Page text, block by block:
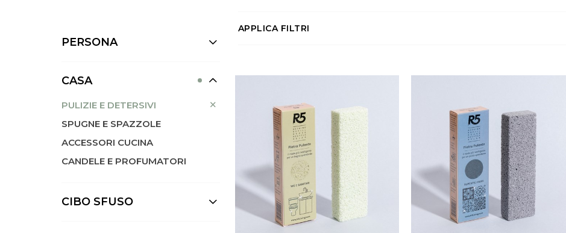
PERSONA
CASA
PULIZIE E DETERSIVI
SPUGNE E SPAZZOLE
ACCESSORI CUCINA
CANDELE E PROFUMATORI
CIBO SFUSO
APPLICA FILTRI